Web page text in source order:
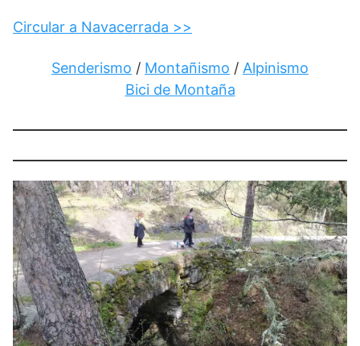
Circular a Navacerrada >>
Senderismo / Montañismo / Alpinismo
Bici de Montaña